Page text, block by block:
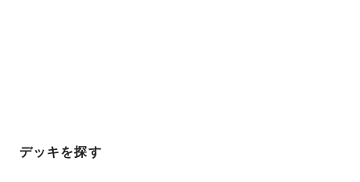
デッキを探す